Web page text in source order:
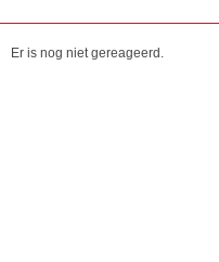
Er is nog niet gereageerd.